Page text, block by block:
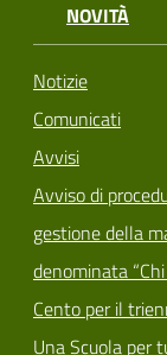
NOVITÀ
Notizie
Comunicati
Avvisi
Avviso di
gestione della
denominata
Cento per il
Una Scuola per